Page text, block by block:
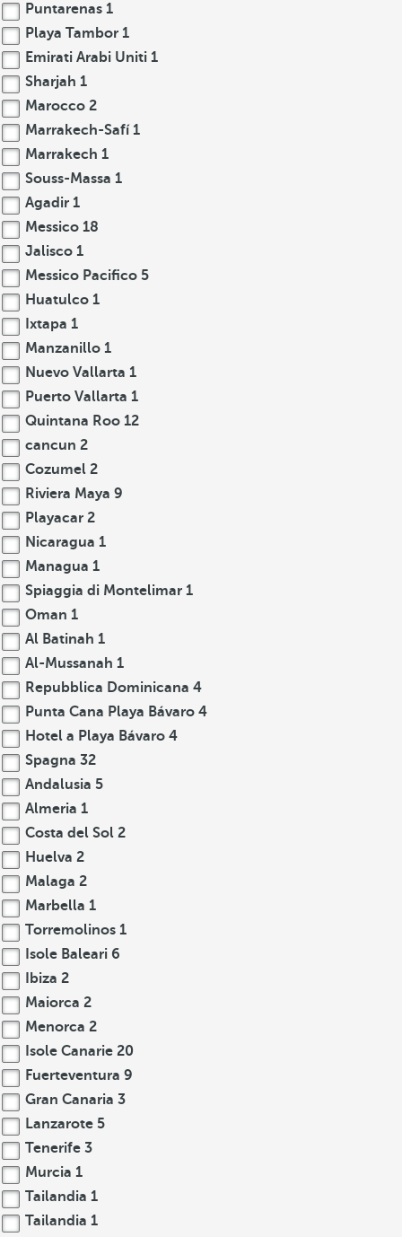
Puntarenas 1
Playa Tambor 1
Emirati Arabi Uniti 1
Sharjah 1
Marocco 2
Marrakech-Safí1
Marrakech 1
Souss-Massa 1
Agadir 1
Messico 18
Jalisco 1
Messico Pacifico 5
Huatulco 1
Ixtapa 1
Manzanillo 1
Nuevo Vallarta 1
Puerto Vallarta 1
Quintana Roo 12
cancun 2
Cozumel 2
Riviera Maya 9
Playacar 2
Nicaragua 1
Managua 1
Spiaggia di Montelimar 1
Oman 1
Al Batinah 1
Al-Mussanah 1
Repubblica Dominicana 4
Punta Cana Playa Bávaro 4
Hotel a Playa Bávaro 4
Spagna 32
Andalusia 5
Almeria 1
Costa del Sol 2
Huelva 2
Malaga 2
Marbella 1
Torremolinos 1
Isole Baleari 6
Ibiza 2
Maiorca 2
Menorca 2
Isole Canarie 20
Fuerteventura 9
Gran Canaria 3
Lanzarote 5
Tenerife 3
Murcia 1
Tailandia 1
Tailandia 1